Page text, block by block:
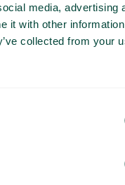
media, advertising
it with other
collected from your